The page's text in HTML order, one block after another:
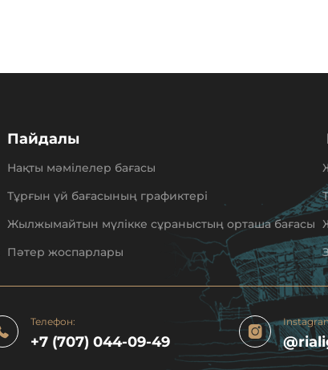
Пайдалы
Нақты мәмілелер бағасы
Тұрғын үй бағасының графиктері
Жылжымайтын мүлікке сұраныстың орташа бағасы
Пәтер жоспарлары
Телефон:
+7 (707) 044-09-49